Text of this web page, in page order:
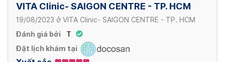
VITA Clinic- SAIGON CENTRE - TP. HCM
19/08/2023 ở VITA Clinic- SAIGON CENTRE - TP. HCM
Đánh giá bởi
T
Đặt lịch khám tại